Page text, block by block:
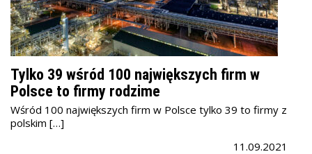
Tylko 39 wśród 100 największych firm w
Polsce to firmy rodzime
Wśród 100 największych firm w Polsce tylko 39 to firmy z
polskim […]
11.09.2021